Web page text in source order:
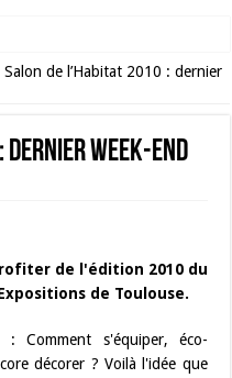
: l’événement incontournable de
Salon de l’Habitat 2010 : dernier
dernier week-end
de l'édition 2010 du
de Toulouse.
Comment s'équiper, éco-
décorer ? Voilà l'idée que